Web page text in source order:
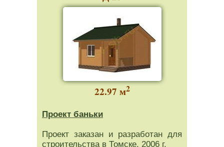
22.97 м2
Проект баньки
Проект заказан и разработан для
строительства в Томске, 2006 г.